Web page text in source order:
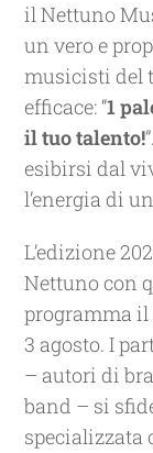
il Nettuno
un vero e
musicisti del
efficace: “1
il tuo talento!
esibirsi dal
l’energia di
L’edizione
Nettuno con
programma il
3 agosto. I
– autori di
band – si
specializzata